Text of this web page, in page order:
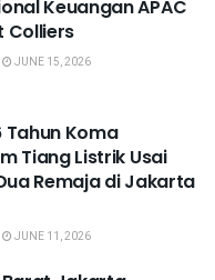
Keuangan APAC
Colliers
JUNE 15, 2026
Tahun Koma
Tiang Listrik Usai
Remaja di Jakarta
JUNE 11, 2026